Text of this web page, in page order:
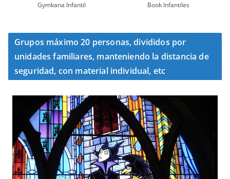
Gymkana Infantil Book Infantiles
Grupos máximo 20 personas, divididos por
unidades familiares, manteniendo la distancia de
seguridad, con material individual, etc